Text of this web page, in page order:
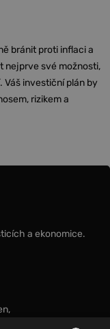
bránit proti inflaci a
nejprve své možnosti,
investiční plán by
rizikem a
a ekonomice.